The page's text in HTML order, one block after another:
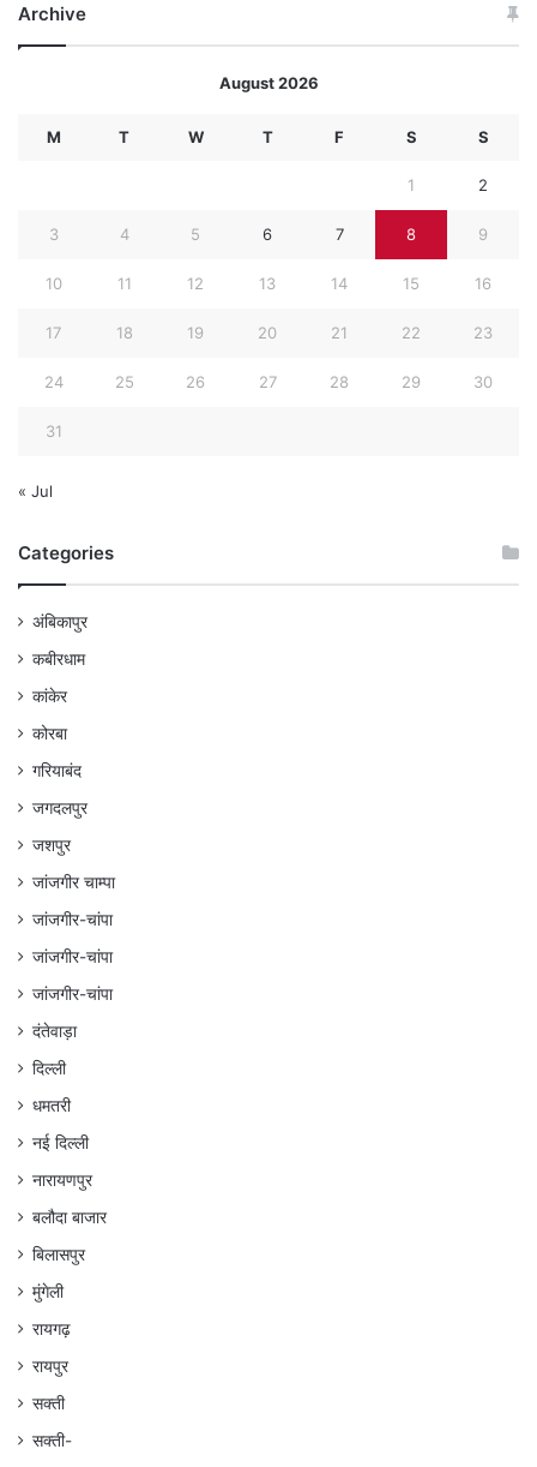
Archive
August 2026
M T W T F S S
1 2
3 4 5 6 7 8 9
10 11 12 13 14 15 16
17 18 19 20 21 22 23
24 25 26 27 28 29 30
31
« Jul
Categories
अंबिकापुर
कबीरधाम
कांकेर
कोरबा
गरियाबंद
जगदलपुर
जशपुर
जांजगीर चाम्पा
जांजगीर-चांपा
जांजगीर-चांपा
जांजगीर-चांपा
दंतेवाड़ा
दिल्ली
धमतरी
नई दिल्ली
नारायणपुर
बलौदा बाजार
बिलासपुर
मुंगेली
रायगढ़
रायपुर
सक्ती
सक्ती-